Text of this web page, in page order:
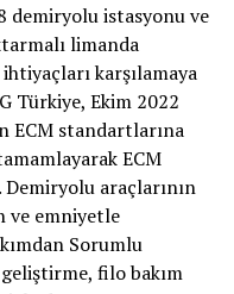
demiryolu istasyonu ve
limanda
karşılamaya
Türkiye, Ekim 2022
ECM standartlarına
ECM
Demiryolu araçlarının
ve emniyetle
Sorumlu
filo bakım